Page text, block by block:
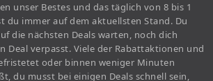
unser Bestes und das täglich von 8 bis 1
du immer auf dem aktuellsten Stand. Du
die nächsten Deals warten, noch dich
Deal verpasst. Viele der Rabattaktionen und
oder binnen weniger Minuten
du musst bei einigen Deals schnell sein,